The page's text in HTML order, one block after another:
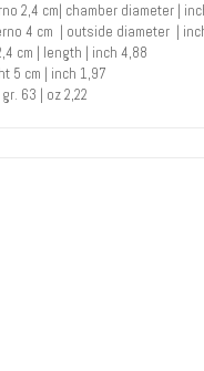
2,4 cm| chamber diameter |
4 cm | outside diameter |
cm | length | inch 4,88
5 cm | inch 1,97
63 | oz 2,22